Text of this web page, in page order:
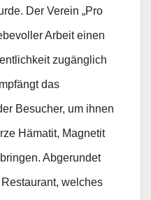
Der Verein „Pro
Arbeit einen
zugänglich
das
Besucher, um ihnen
Hämatit, Magnetit
Abgerundet
welches